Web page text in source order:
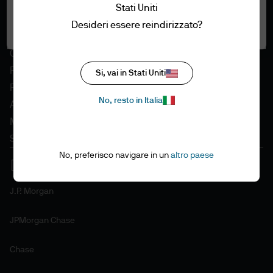
Condizioni di utilizzo
Politica in materia di privacy
Politica in materia di cookie
Accessibilità
Mappa del sito
Stewardship degli investimenti
J.P. Morgan
JPMorgan Chase
Chase
Stati Uniti
Desideri essere reindirizzato?
Si, vai in Stati Uniti
No, resto in Italia
No, preferisco navigare in un altro paese